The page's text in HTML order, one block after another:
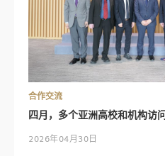
合作交流
四月，多个亚洲高校和机构访
2026年04月30日